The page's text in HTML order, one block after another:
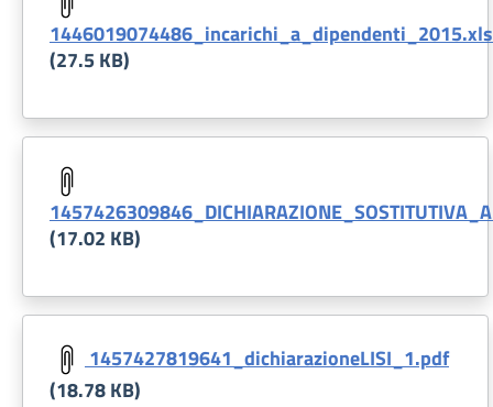
1446019074486_incarichi_a_dipendenti_2015.xls
(27.5 KB)
(17.02 KB)
1457427819641_dichiarazioneLISI_1.pdf
(18.78 KB)